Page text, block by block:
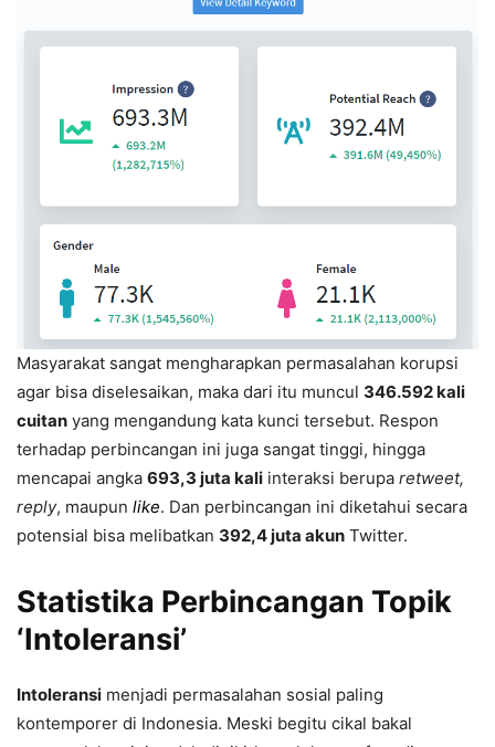
Masyarakat sangat mengharapkan permasalahan korupsi
agar bisa diselesaikan, maka dari itu muncul 346.592 kali
cuitan yang mengandung kata kunci tersebut. Respon
terhadap perbincangan ini juga sangat tinggi, hingga
mencapai angka 693,3 juta kali interaksi berupa retweet,
reply, maupun like. Dan perbincangan ini diketahui secara
potensial bisa melibatkan 392,4 juta akun Twitter.
Statistika Perbincangan Topik
‘Intoleransi’
Intoleransi menjadi permasalahan sosial paling
kontemporer di Indonesia. Meski begitu cikal bakal